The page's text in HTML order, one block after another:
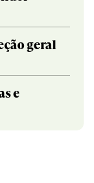
geral
e